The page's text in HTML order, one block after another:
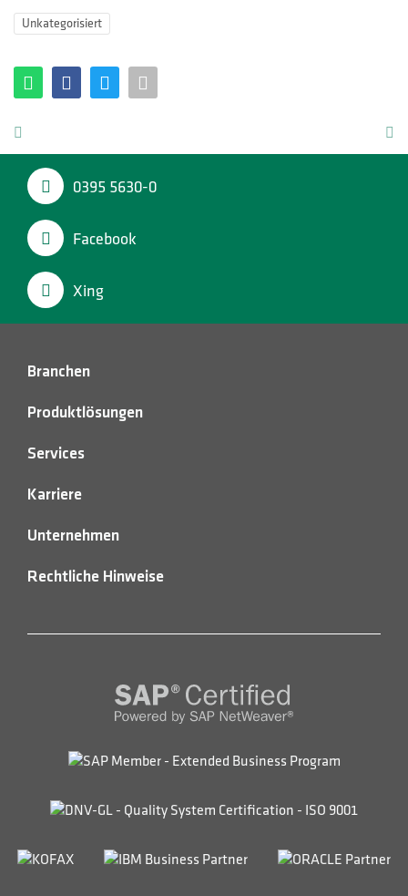
Unkategorisiert
0395 5630-0
Facebook
Xing
Branchen
Produktlösungen
Services
Karriere
Unternehmen
Rechtliche Hinweise